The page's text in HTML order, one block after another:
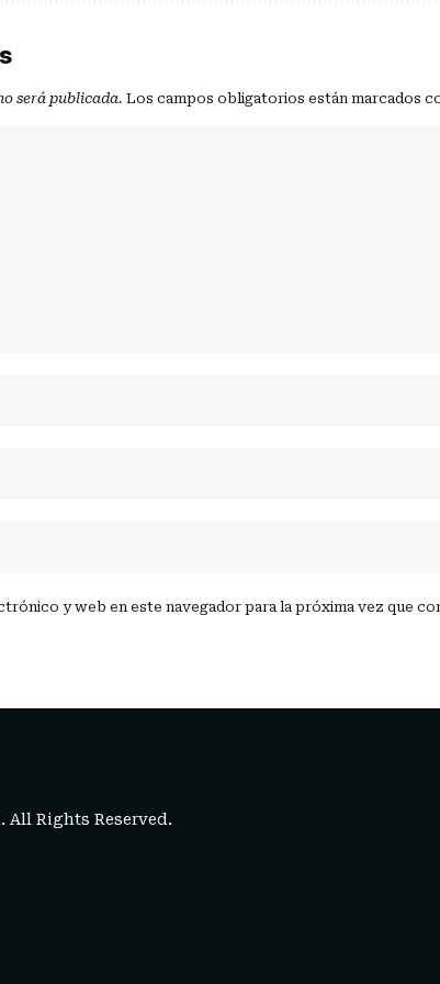
será publicada. Los campos obligatorios están marcados
y web en este navegador para la próxima vez que
. All Rights Reserved.